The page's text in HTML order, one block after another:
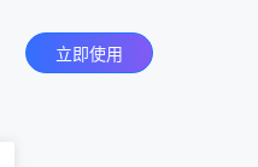
立即使用